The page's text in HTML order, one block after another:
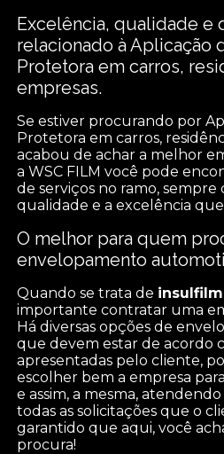
Excelência, qualidade e
relacionado à Aplicação
Protetora em carros,
empresas.
Se estiver procurando por
Protetora em carros,
acabou de achar a melhor
a WSC FILM você pode
de serviços no ramo,
qualidade e a excelência
O melhor para quem
envelopamento
Quando se trata de
importante contratar uma
Há diversas opções de
que devem estar de acordo
apresentadas pelo cliente,
escolher bem a empresa
e assim, a mesma,
todas as solicitações que o
garantido que aqui, você
procura!